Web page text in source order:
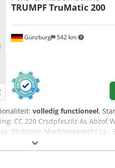
Günzburg 542 km
TRUMPF TruMatic 200
volledig functioneel,
CC 220 Crsdpfxszilz As Abzof
55 m/min Machinegewicht ca.: